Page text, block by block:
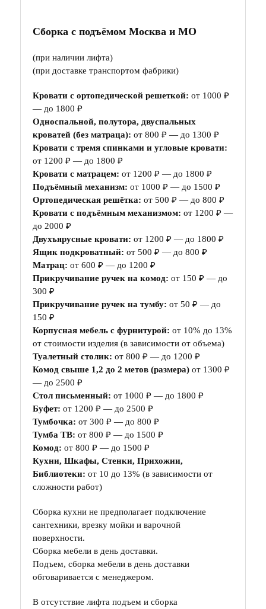
Сборка с подъёмом Москва и МО
(при наличии лифта)
(при доставке транспортом фабрики)
Кровати с ортопедической решеткой: от 1000 ₽
— до 1800 ₽
Односпальной, полутора, двуспальных
кроватей (без матраца): от 800 ₽ — до 1300 ₽
Кровати с тремя спинками и угловые кровати:
от 1200 ₽ — до 1800 ₽
Кровати с матрацем: от 1200 ₽ — до 1800 ₽
Подъёмный механизм: от 1000 ₽ — до 1500 ₽
Ортопедическая решётка: от 500 ₽ — до 800 ₽
Кровати с подъёмным механизмом: от 1200 ₽ —
до 2000 ₽
Двухъярусные кровати: от 1200 ₽ — до 1800 ₽
Ящик подкроватный: от 500 ₽ — до 800 ₽
Матрац: от 600 ₽ — до 1200 ₽
Прикручивание ручек на комод: от 150 ₽ — до
300 ₽
Прикручивание ручек на тумбу: от 50 ₽ — до
150 ₽
Корпусная мебель с фурнитурой: от 10% до 13%
от стоимости изделия (в зависимости от объема)
Туалетный столик: от 800 ₽ — до 1200 ₽
Комод свыше 1,2 до 2 метов (размера) от 1300 ₽
— до 2500 ₽
Стол письменный: от 1000 ₽ — до 1800 ₽
Буфет: от 1200 ₽ — до 2500 ₽
Тумбочка: от 300 ₽ — до 800 ₽
Тумба ТВ: от 800 ₽ — до 1500 ₽
Комод: от 800 ₽ — до 1500 ₽
Кухни, Шкафы, Стенки, Прихожии,
Библиотеки: от 10 до 13% (в зависимости от
сложности работ)
Сборка кухни не предполагает подключение
сантехники, врезку мойки и варочной
поверхности.
Сборка мебели в день доставки.
Подъем, сборка мебели в день доставки
обговаривается с менеджером.
В отсутствие лифта подъем и сборка